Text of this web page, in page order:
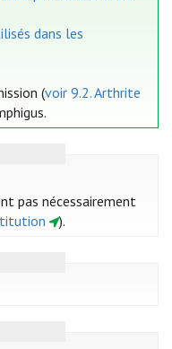
dans les
(voir 9.2. Arthrite
pas nécessairement
).